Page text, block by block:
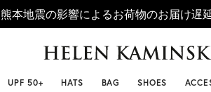
熊本地震の影響によるお荷物のお届け遅
#ビベット #キャップ #ビアン
UPF 50+ HATS BAG SHOES